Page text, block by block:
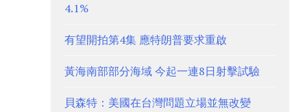
4.1%
有望開拍第4集 應特朗普要求重啟
黃海南部部分海域 今起一連8日射擊試驗
貝森特：美國在台灣問題立場並無改變